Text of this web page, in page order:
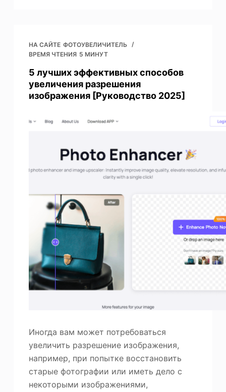
НА САЙТЕ ФОТОУВЕЛИЧИТЕЛЬ
ВРЕМЯ ЧТЕНИЯ 5 МИНУТ
5 лучших эффективных способов
увеличения разрешения
изображения [Руководство 2025]
Иногда вам может потребоваться
увеличить разрешение изображения,
например, при попытке восстановить
старые фотографии или иметь дело с
некоторыми изображениями,